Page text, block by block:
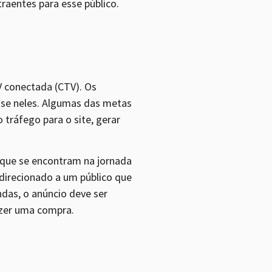
para esse público.
(CTV). Os
neles. Algumas das metas
tráfego para o site, gerar
se encontram na jornada
a um público que
o anúncio deve ser
uma compra.